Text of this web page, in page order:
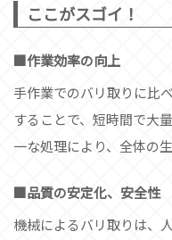
ここがスゴイ！
作業効率の向上
手作業でのバリ取りに比
することで、短時間で大
一な処理により、全体の
品質の安定化、安全性
機械によるバリ取りは、